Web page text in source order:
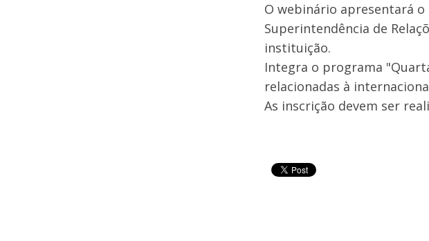
O webinário apresentará
Superintendência de
instituição.
Integra o programa
relacionadas à
As inscrição devem ser